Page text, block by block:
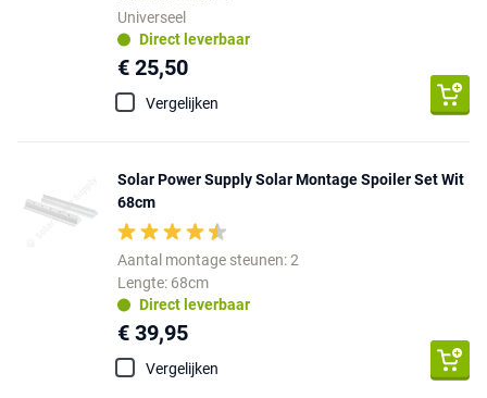
Universeel
Direct leverbaar
€ 25,50
Vergelijken
Solar Power Supply Solar Montage Spoiler Set Wit
68cm
Aantal montage steunen: 2
Lengte: 68cm
Direct leverbaar
€ 39,95
Vergelijken